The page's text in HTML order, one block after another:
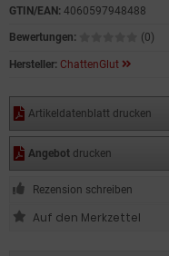
GTIN/EAN: 4060597948488
Bewertungen: (0)
Hersteller: ChattenGlut
Artikeldatenblatt drucken
Angebot drucken
Rezension schreiben